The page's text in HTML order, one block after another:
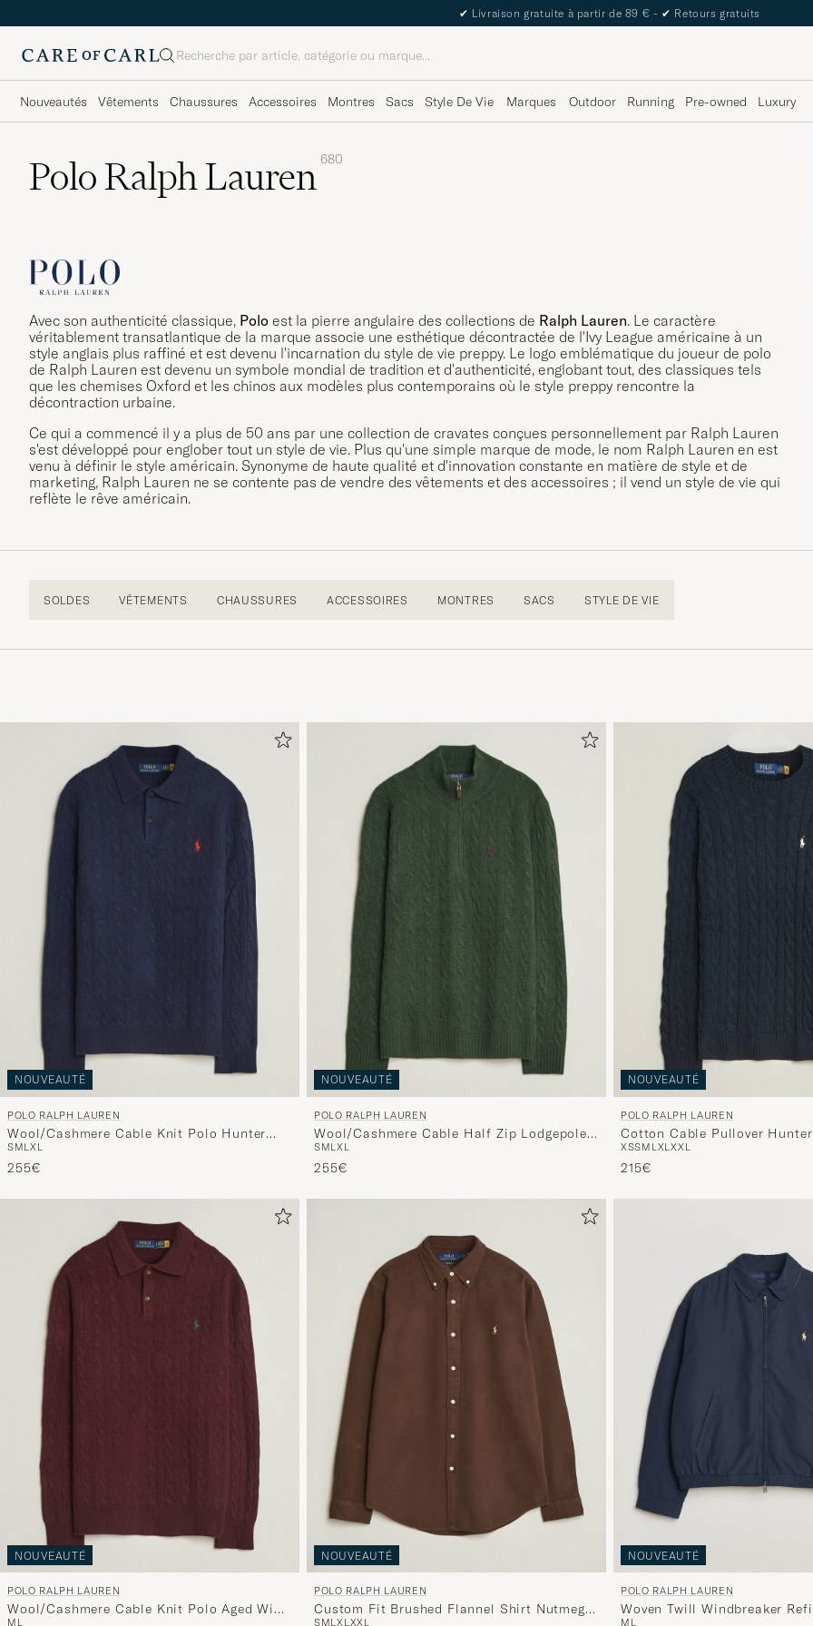
The Care of Carl Passport
Rechercher
Nouveautés Vêtements Chaussures Accessoires Montres Sacs Style De Vie Marques Outdoor Running Pre-owned Luxury
Polo Ralph Lauren 680
Avec son authenticité classique, Polo est la pierre angulaire des collections de Ralph Lauren. Le caractère
véritablement transatlantique de la marque associe une esthétique décontractée de l'Ivy League américaine à un
style anglais plus raffiné et est devenu l'incarnation du style de vie preppy. Le logo emblématique du joueur de polo
de Ralph Lauren est devenu un symbole mondial de tradition et d'authenticité, englobant tout, des classiques tels
que les chemises Oxford et les chinos aux modèles plus contemporains où le style preppy rencontre la
décontraction urbaine.
Ce qui a commencé il y a plus de 50 ans par une collection de cravates conçues personnellement par Ralph Lauren
s'est développé pour englober tout un style de vie. Plus qu'une simple marque de mode, le nom Ralph Lauren en est
venu à définir le style américain. Synonyme de haute qualité et d'innovation constante en matière de style et de
marketing, Ralph Lauren ne se contente pas de vendre des vêtements et des accessoires ; il vend un style de vie qui
reflète le rêve américain.
SOLDES VÊTEMENTS CHAUSSURES ACCESSOIRES MONTRES SACS STYLE DE VIE
NOUVEAUTÉ
POLO RALPH LAUREN
Wool/Cashmere Cable Knit Polo Hunter
Navy
SMLXL
255€
NOUVEAUTÉ
POLO RALPH LAUREN
Wool/Cashmere Cable Half Zip Lodgepole
Pine Heather
SMLXL
255€
NOUVEAUTÉ
POLO RALPH LAUREN
Cotton Cable
XSSM L XLXXL
215€
NOUVEAUTÉ
POLO RALPH LAUREN
Wool/Cashmere Cable Knit Polo Aged Wine
M L
NOUVEAUTÉ
POLO RALPH LAUREN
Custom Fit Brushed Flannel Shirt Nutmeg
SMLXLXXL
NOUVEAUTÉ
POLO RALPH LAUREN
Woven Twill Windbreaker
M L